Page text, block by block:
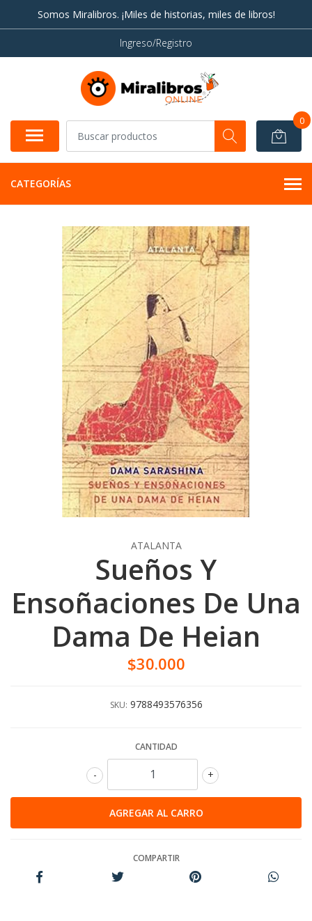
Somos Miralibros. ¡Miles de historias, miles de libros!
Ingreso/Registro
0
CATEGORÍAS
ATALANTA
Sueños Y
Ensoñaciones De Una
Dama De Heian
$30.000
SKU: 9788493576356
CANTIDAD
+
-
COMPARTIR